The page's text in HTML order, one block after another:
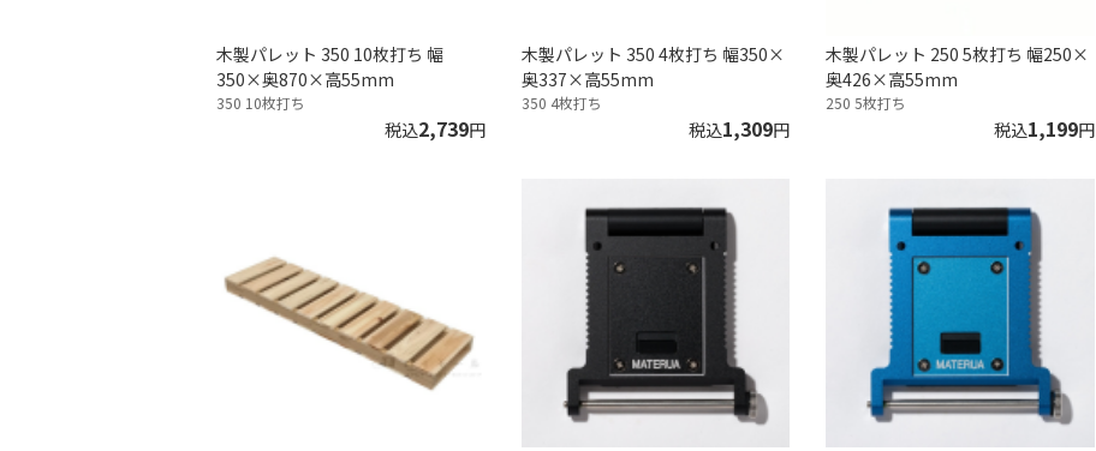
木製パレット 350 10枚打ち 幅
350×奥870×高55mm
350 10枚打ち
税込2,739円
木製パレット 350 4枚打ち 幅350×
奥337×高55mm
350 4枚打ち
税込1,309円
木製パレット 250 5枚打ち 幅250×
奥426×高55mm
250 5枚打ち
税込1,199円